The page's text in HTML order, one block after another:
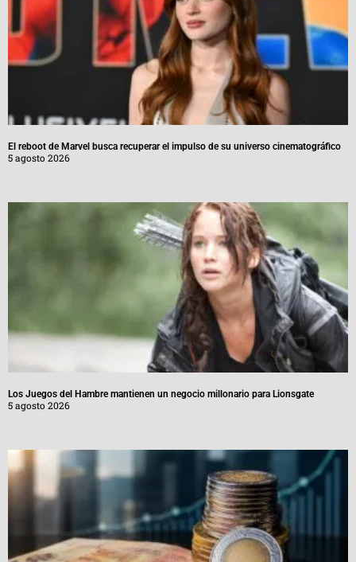
El reboot de Marvel busca recuperar el impulso de su universo cinematográfico
5 agosto 2026
Los Juegos del Hambre mantienen un negocio millonario para Lionsgate
5 agosto 2026